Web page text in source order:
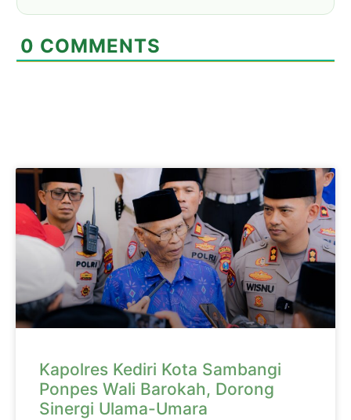
0 COMMENTS
Kapolres Kediri Kota Sambangi
Ponpes Wali Barokah, Dorong
Sinergi Ulama-Umara